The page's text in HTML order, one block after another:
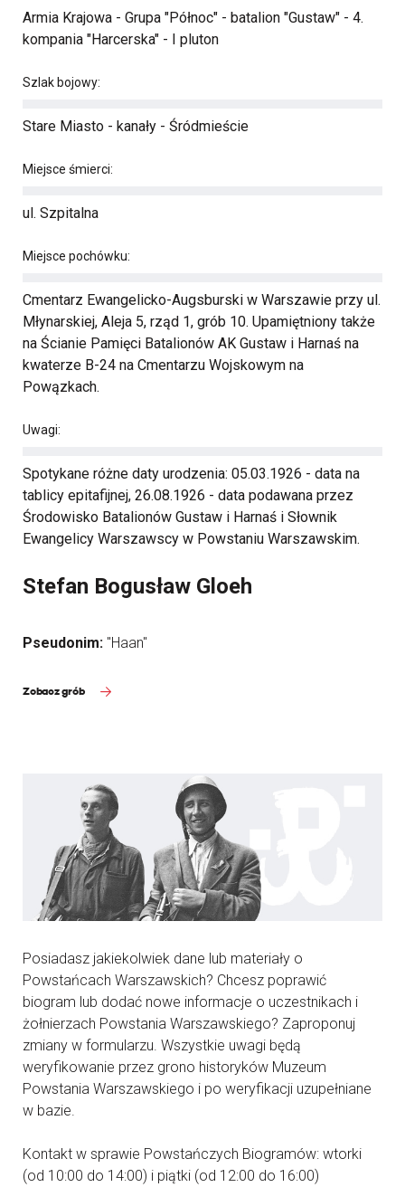
Armia Krajowa - Grupa "Północ" - batalion "Gustaw" - 4.
kompania "Harcerska" - I pluton
Szlak bojowy:
Stare Miasto - kanały - Śródmieście
Miejsce śmierci:
ul. Szpitalna
Miejsce pochówku:
Cmentarz Ewangelicko-Augsburski w Warszawie przy ul.
Młynarskiej, Aleja 5, rząd 1, grób 10. Upamiętniony także
na Ścianie Pamięci Batalionów AK Gustaw i Harnaś na
kwaterze B-24 na Cmentarzu Wojskowym na
Powązkach.
Uwagi:
Spotykane różne daty urodzenia: 05.03.1926 - data na
tablicy epitafijnej, 26.08.1926 - data podawana przez
Środowisko Batalionów Gustaw i Harnaś i Słownik
Ewangelicy Warszawscy w Powstaniu Warszawskim.
Stefan Bogusław Gloeh
Pseudonim: "Haan"
Zobacz grób
Posiadasz jakiekolwiek dane lub materiały o
Powstańcach Warszawskich? Chcesz poprawić
biogram lub dodać nowe informacje o uczestnikach i
żołnierzach Powstania Warszawskiego? Zaproponuj
zmiany w formularzu. Wszystkie uwagi będą
weryfikowanie przez grono historyków Muzeum
Powstania Warszawskiego i po weryfikacji uzupełniane
w bazie.
Kontakt w sprawie Powstańczych Biogramów: wtorki
(od 10:00 do 14:00) i piątki (od 12:00 do 16:00)